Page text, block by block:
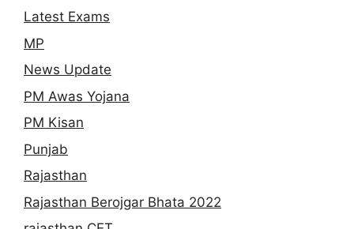
Latest Exams
MP
News Update
PM Awas Yojana
PM Kisan
Punjab
Rajasthan
Rajasthan Berojgar Bhata 2022